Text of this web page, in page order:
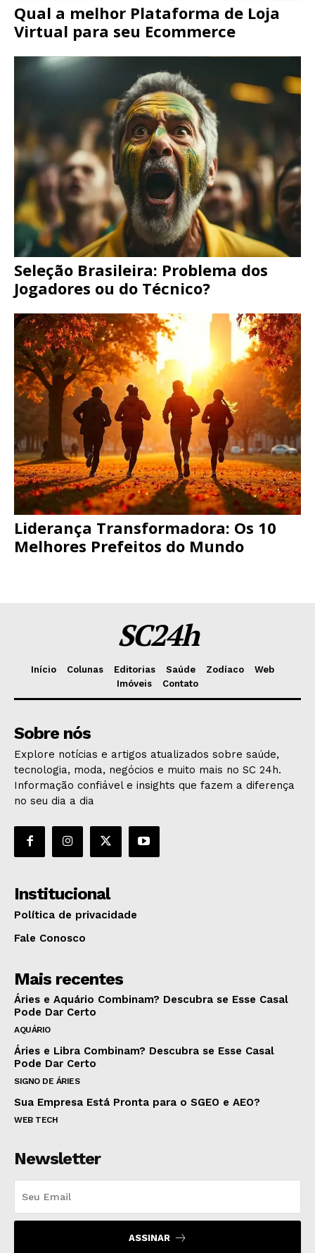
Qual a melhor Plataforma de Loja
Virtual para seu Ecommerce
Seleção Brasileira: Problema dos
Jogadores ou do Técnico?
Liderança Transformadora: Os 10
Melhores Prefeitos do Mundo
SC24h
Início Colunas Editorias Saúde Zodíaco
Web
Imóveis
Contato
Sobre nós
Explore notícias e artigos atualizados sobre saúde,
tecnologia, moda, negócios e muito mais no SC 24h.
Informação confiável e insights que fazem a diferença
no seu dia a dia
Institucional
Política de privacidade
Fale Conosco
Mais recentes
Áries e Aquário Combinam? Descubra se Esse Casal
Pode Dar Certo
AQUÁRIO
Áries e Libra Combinam? Descubra se Esse Casal
Pode Dar Certo
SIGNO DE ÁRIES
Sua Empresa Está Pronta para o SGEO e AEO?
WEB TECH
Newsletter
ASSINAR